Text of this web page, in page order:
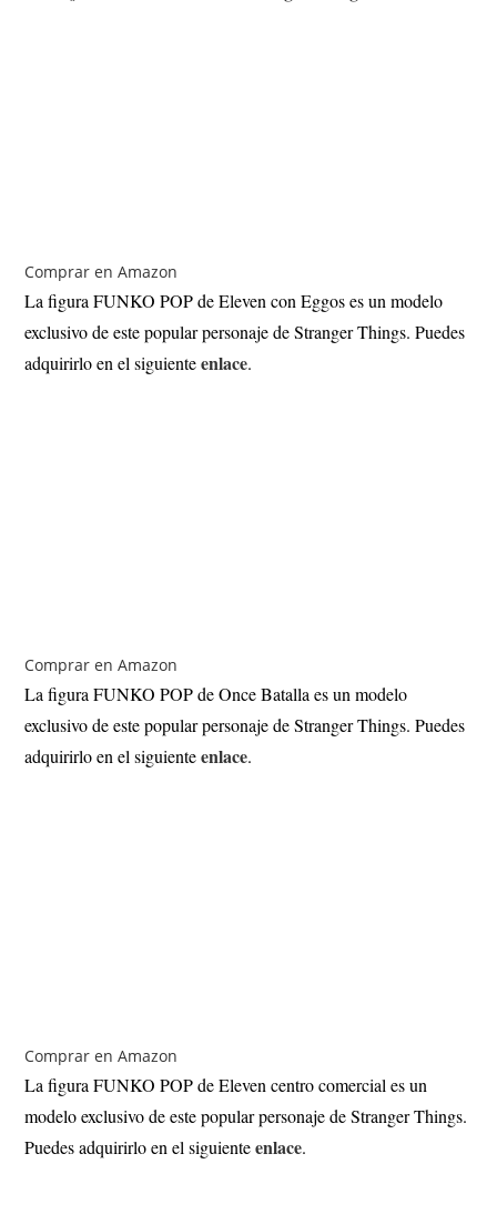
Comprar en Amazon
La figura FUNKO POP de Eleven con Eggos es un modelo
exclusivo de este popular personaje de Stranger Things. Puedes
adquirirlo en el siguienteenlace.
Comprar en Amazon
La figura FUNKO POP de Once Batalla es un modelo
exclusivo de este popular personaje de Stranger Things. Puedes
adquirirlo en el siguienteenlace.
Comprar en Amazon
La figura FUNKO POP de Eleven centro comercial es un
modelo exclusivo de este popular personaje de Stranger Things.
Puedes adquirirlo en el siguienteenlace.